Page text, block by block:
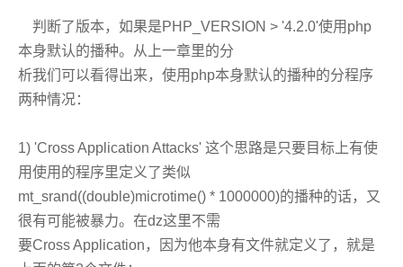
判断了版本，如果是PHP_VERSION > '4.2.0'使用php
本身默认的播种。从上一章里的分
析我们可以看得出来，使用php本身默认的播种的分程序
两种情况：
1) 'Cross Application Attacks' 这个思路是只要目标上有使
用使用的程序里定义了类似
mt_srand((double)microtime() * 1000000)的播种的话，又
很有可能被暴力。在dz这里不需
要Cross Application，因为他本身有文件就定义了，就是